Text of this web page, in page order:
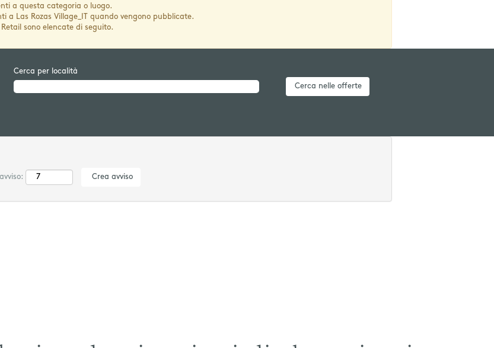
a questa categoria o luogo.
a Las Rozas Village_IT quando vengono pubblicate.
sono elencate di seguito.
Cerca per località